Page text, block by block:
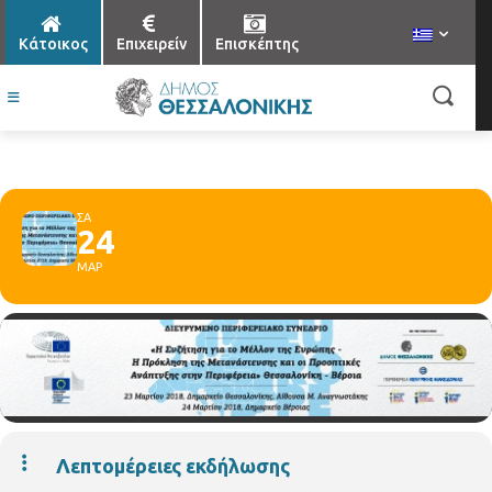
Κάτοικος Επιχειρείν Επισκέπτης
ΣΑ
24
ΜΑΡ
Λεπτομέρειες εκδήλωσης